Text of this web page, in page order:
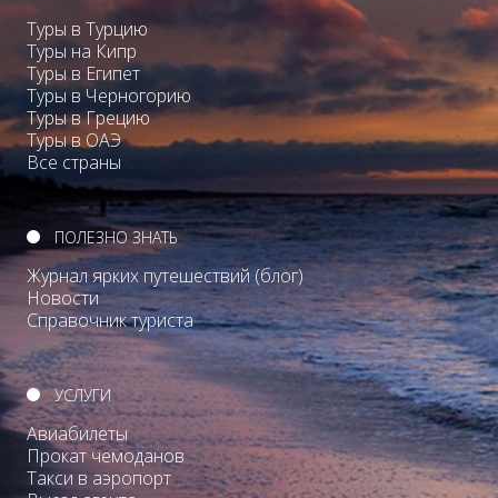
Туры в Турцию
Туры на Кипр
Туры в Египет
Туры в Черногорию
Туры в Грецию
Туры в ОАЭ
Все страны
ПОЛЕЗНО ЗНАТЬ
Журнал ярких путешествий (блог)
Новости
Справочник туриста
УСЛУГИ
Авиабилеты
Прокат чемоданов
Такси в аэропорт